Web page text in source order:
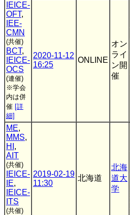
IEICE-
OFT,
IEE-
CMN
(共催)
BCT,
IEICE-
OCS
(連催)
※学会
内は併
催 [詳
細]
2020-11-12
16:25
ONLINE
オン
ライ
ン開
催
ME,
MMS,
HI ,
AIT
(共催)
IEICE-
IE,
IEICE-
ITS
(共催)
2019-02-19
11:30
北海道
北海
道大
学